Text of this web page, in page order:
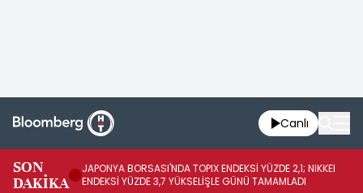
Canlı
SON
DAKİKA
JAPONYA BORSASI'NDA TOPIX ENDEKSİ YÜZDE 2,1; NIKKEI
ENDEKSİ YÜZDE 3,7 YÜKSELİŞLE GÜNÜ TAMAMLADI